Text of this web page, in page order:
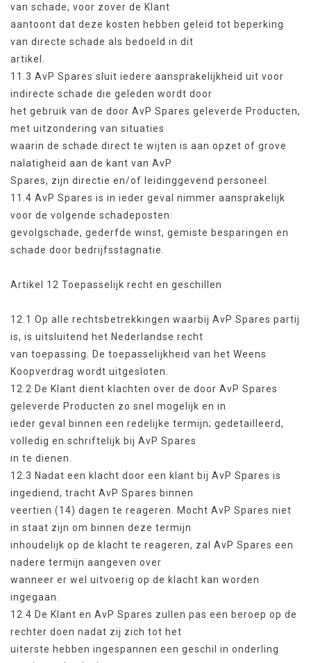
van schade, voor zover de Klant
aantoont dat deze kosten hebben geleid tot beperking
van directe schade als bedoeld in dit
artikel.
11.3 AvP Spares sluit iedere aansprakelijkheid uit voor
indirecte schade die geleden wordt door
het gebruik van de door AvP Spares geleverde Producten,
met uitzondering van situaties
waarin de schade direct te wijten is aan opzet of grove
nalatigheid aan de kant van AvP
Spares, zijn directie en/of leidinggevend personeel.
11.4 AvP Spares is in ieder geval nimmer aansprakelijk
voor de volgende schadeposten:
gevolgschade, gederfde winst, gemiste besparingen en
schade door bedrijfsstagnatie.
Artikel 12 Toepasselijk recht en geschillen
12.1 Op alle rechtsbetrekkingen waarbij AvP Spares partij
is, is uitsluitend het Nederlandse recht
van toepassing. De toepasselijkheid van het Weens
Koopverdrag wordt uitgesloten.
12.2 De Klant dient klachten over de door AvP Spares
geleverde Producten zo snel mogelijk en in
ieder geval binnen een redelijke termijn; gedetailleerd,
volledig en schriftelijk bij AvP Spares
in te dienen.
12.3 Nadat een klacht door een klant bij AvP Spares is
ingediend, tracht AvP Spares binnen
veertien (14) dagen te reageren. Mocht AvP Spares niet
in staat zijn om binnen deze termijn
inhoudelijk op de klacht te reageren, zal AvP Spares een
nadere termijn aangeven over
wanneer er wel uitvoerig op de klacht kan worden
ingegaan.
12.4 De Klant en AvP Spares zullen pas een beroep op de
rechter doen nadat zij zich tot het
uiterste hebben ingespannen een geschil in onderling